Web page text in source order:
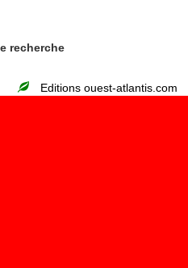
recherche
Editions ouest-atlantis.com